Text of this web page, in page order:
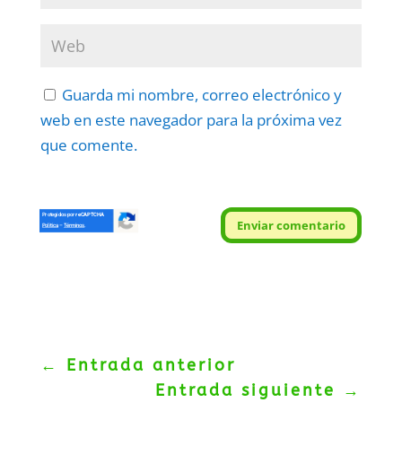
Guarda mi nombre, correo electrónico y
web en este navegador para la próxima vez
que comente.
Enviar comentario
Protegidos porreCAPTCHA
Politica–Términos
← Entrada anterior
Entrada siguiente
→